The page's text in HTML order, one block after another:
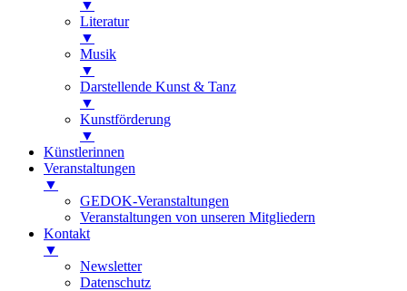
▼
Literatur
▼
Musik
▼
Darstellende Kunst & Tanz
▼
Kunstförderung
▼
Künstlerinnen
Veranstaltungen
▼
GEDOK-Veranstaltungen
Veranstaltungen von unseren Mitgliedern
Kontakt
▼
Newsletter
Datenschutz